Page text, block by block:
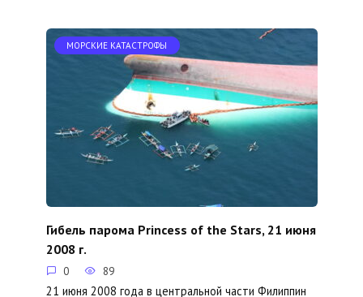
МОРСКИЕ КАТАСТРОФЫ
Гибель парома Princess of the Stars, 21 июня
2008 г.
0 89
21 июня 2008 года в центральной части Филиппин